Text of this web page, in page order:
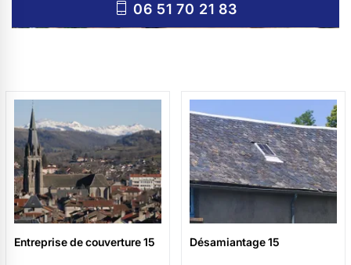
06 51 70 21 83
Entreprise de couverture 15 Désamiantage 15